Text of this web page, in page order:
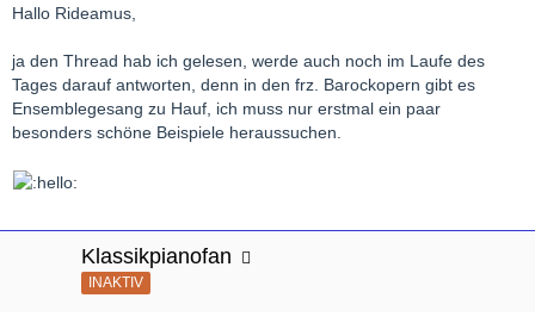
Hallo Rideamus,
ja den Thread hab ich gelesen, werde auch noch im Laufe des
Tages darauf antworten, denn in den frz. Barockopern gibt es
Ensemblegesang zu Hauf, ich muss nur erstmal ein paar
besonders schöne Beispiele heraussuchen.
Klassikpianofan
INAKTIV